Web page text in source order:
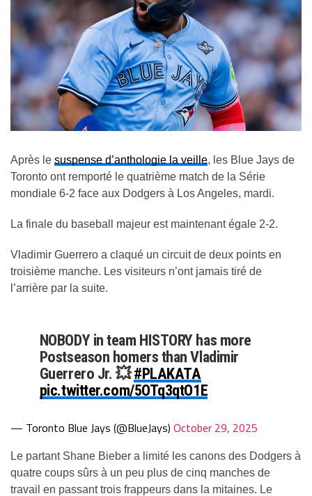
Après le suspense d’anthologie la veille, les Blue Jays de
Toronto ont remporté le quatrième match de la Série
mondiale 6-2 face aux Dodgers à Los Angeles, mardi.
La finale du baseball majeur est maintenant égale 2-2.
Vladimir Guerrero a claqué un circuit de deux points en
troisième manche. Les visiteurs n’ont jamais tiré de
l’arrière par la suite.
NOBODY in team HISTORY has more
Postseason homers than Vladimir
Guerrero Jr. 💥#PLAKATA
pic.twitter.com/5OTq3qtO1E
— Toronto Blue Jays (@BlueJays) October 29, 2025
Le partant Shane Bieber a limité les canons des Dodgers à
quatre coups sûrs à un peu plus de cinq manches de
travail en passant trois frappeurs dans la mitaines. Le